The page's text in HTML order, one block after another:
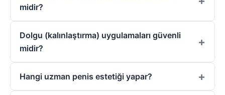
midir?
Dolgu (kalınlaştırma) uygulamaları güvenli
midir?
Hangi uzman penis estetiği yapar?